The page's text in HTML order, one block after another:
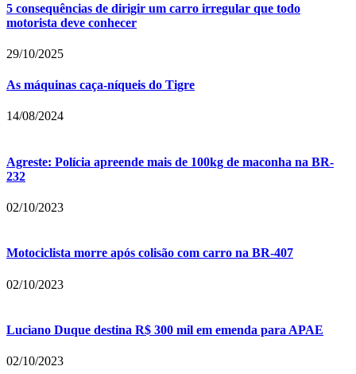
5 consequências de dirigir um carro irregular que todo
motorista deve conhecer
29/10/2025
As máquinas caça-níqueis do Tigre
14/08/2024
Agreste: Polícia apreende mais de 100kg de maconha na BR-
232
02/10/2023
Motociclista morre após colisão com carro na BR-407
02/10/2023
Luciano Duque destina R$ 300 mil em emenda para APAE
02/10/2023